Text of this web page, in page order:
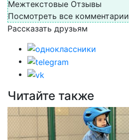
Межтекстовые Отзывы
Посмотреть все комментарии
Рассказать друзьям
Читайте также